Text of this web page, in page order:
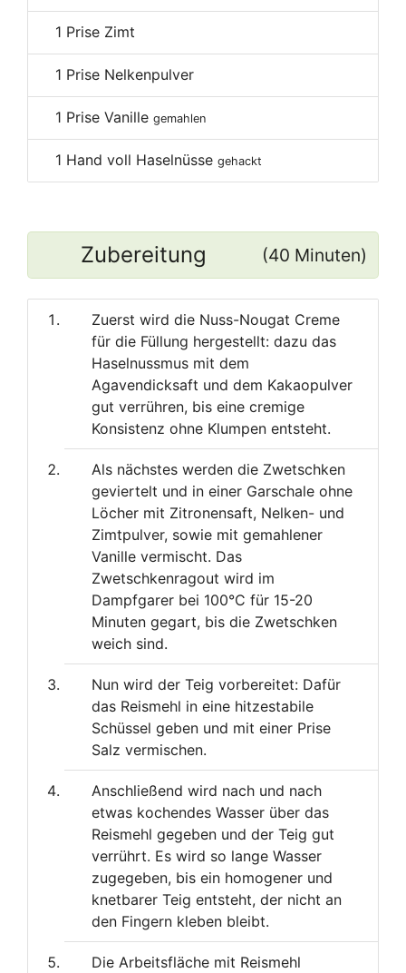
1 Prise Zimt
1 Prise Nelkenpulver
1 Prise Vanille gemahlen
1 Hand voll Haselnüsse gehackt
Zubereitung (40 Minuten)
Zuerst wird die Nuss-Nougat Creme
für die Füllung hergestellt: dazu das
Haselnussmus mit dem
Agavendicksaft und dem Kakaopulver
gut verrühren, bis eine cremige
Konsistenz ohne Klumpen entsteht.
Als nächstes werden die Zwetschken
geviertelt und in einer Garschale ohne
Löcher mit Zitronensaft, Nelken- und
Zimtpulver, sowie mit gemahlener
Vanille vermischt. Das
Zwetschkenragout wird im
Dampfgarer bei 100°C für 15-20
Minuten gegart, bis die Zwetschken
weich sind.
Nun wird der Teig vorbereitet: Dafür
das Reismehl in eine hitzestabile
Schüssel geben und mit einer Prise
Salz vermischen.
Anschließend wird nach und nach
etwas kochendes Wasser über das
Reismehl gegeben und der Teig gut
verrührt. Es wird so lange Wasser
zugegeben, bis ein homogener und
knetbarer Teig entsteht, der nicht an
den Fingern kleben bleibt.
Die Arbeitsfläche mit Reismehl